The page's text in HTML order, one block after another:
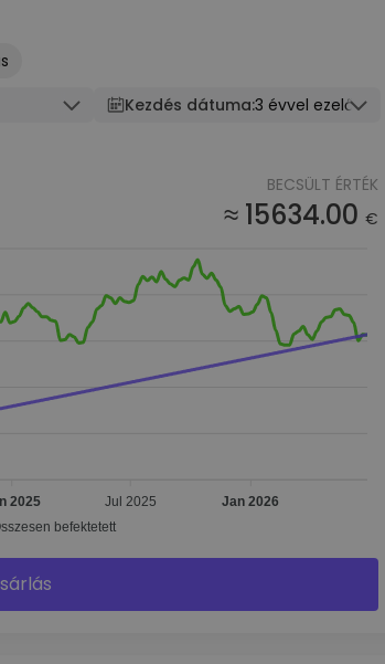
Kezdés dátuma:3 évvel ezelőtt
BECSÜLT ÉRTÉK
≈ 15634.00 €
2025 Jul 2025 Jan 2026
befektetett